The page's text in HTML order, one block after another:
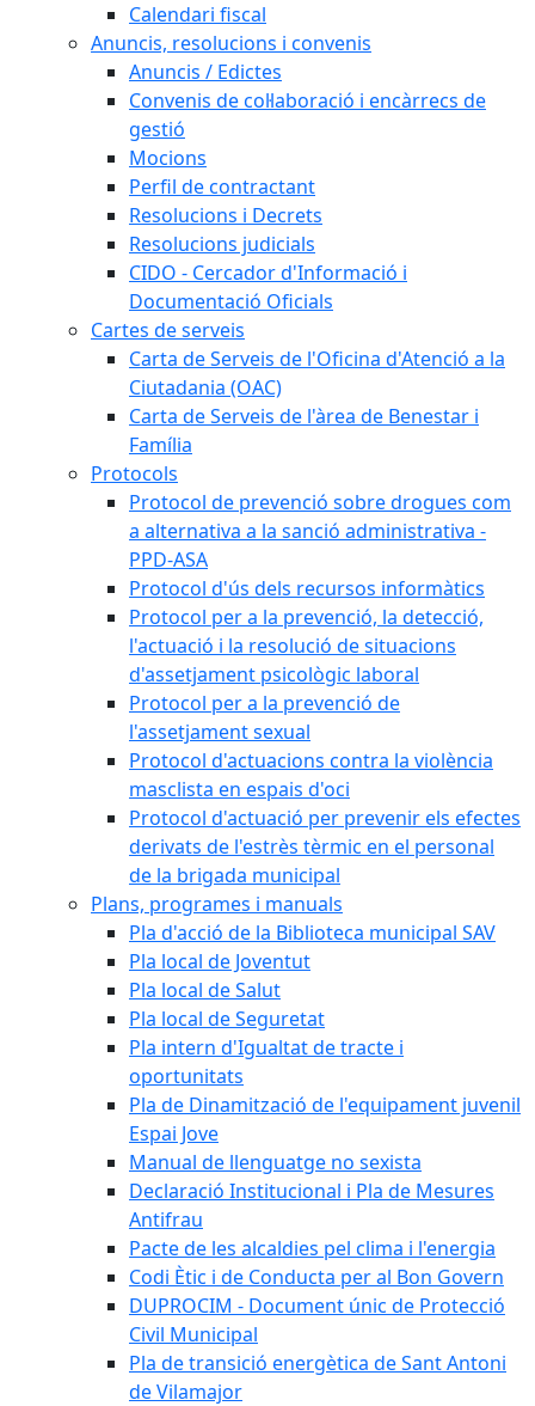
Calendari fiscal
Anuncis, resolucions i convenis
Anuncis / Edictes
Convenis de col·laboració i encàrrecs de
gestió
Mocions
Perfil de contractant
Resolucions i Decrets
Resolucions judicials
CIDO - Cercador d'Informació i
Documentació Oficials
Cartes de serveis
Carta de Serveis de l'Oficina d'Atenció a la
Ciutadania (OAC)
Carta de Serveis de l'àrea de Benestar i
Família
Protocols
Protocol de prevenció sobre drogues com
a alternativa a la sanció administrativa -
PPD-ASA
Protocol d'ús dels recursos informàtics
Protocol per a la prevenció, la detecció,
l'actuació i la resolució de situacions
d'assetjament psicològic laboral
Protocol per a la prevenció de
l'assetjament sexual
Protocol d'actuacions contra la violència
masclista en espais d'oci
Protocol d'actuació per prevenir els efectes
derivats de l'estrès tèrmic en el personal
de la brigada municipal
Plans, programes i manuals
Pla d'acció de la Biblioteca municipal SAV
Pla local de Joventut
Pla local de Salut
Pla local de Seguretat
Pla intern d'Igualtat de tracte i
oportunitats
Pla de Dinamització de l'equipament juvenil
Espai Jove
Manual de llenguatge no sexista
Declaració Institucional i Pla de Mesures
Antifrau
Pacte de les alcaldies pel clima i l'energia
Codi Ètic i de Conducta per al Bon Govern
DUPROCIM - Document únic de Protecció
Civil Municipal
Pla de transició energètica de Sant Antoni
de Vilamajor